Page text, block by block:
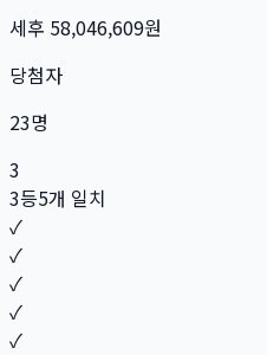
세후 58,046,609원
당첨자
23명
3
3등5개 일치
✓
✓
✓
✓
✓